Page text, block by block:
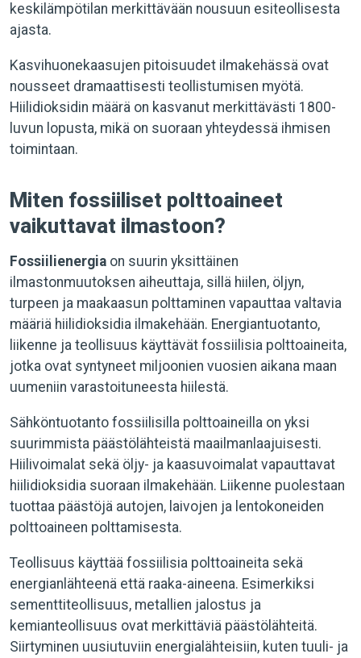
keskilämpötilan merkittävään nousuun esiteollisesta
ajasta.
Kasvihuonekaasujen pitoisuudet ilmakehässä ovat
nousseet dramaattisesti teollistumisen myötä.
Hiilidioksidin määrä on kasvanut merkittävästi 1800-
luvun lopusta, mikä on suoraan yhteydessä ihmisen
toimintaan.
Miten fossiiliset polttoaineet
vaikuttavat ilmastoon?
Fossiilienergia on suurin yksittäinen
ilmastonmuutoksen aiheuttaja, sillä hiilen, öljyn,
turpeen ja maakaasun polttaminen vapauttaa valtavia
määriä hiilidioksidia ilmakehään. Energiantuotanto,
liikenne ja teollisuus käyttävät fossiilisia polttoaineita,
jotka ovat syntyneet miljoonien vuosien aikana maan
uumeniin varastoituneesta hiilestä.
Sähköntuotanto fossiilisilla polttoaineilla on yksi
suurimmista päästölähteistä maailmanlaajuisesti.
Hiilivoimalat sekä öljy- ja kaasuvoimalat vapauttavat
hiilidioksidia suoraan ilmakehään. Liikenne puolestaan
tuottaa päästöjä autojen, laivojen ja lentokoneiden
polttoaineen polttamisesta.
Teollisuus käyttää fossiilisia polttoaineita sekä
energianlähteenä että raaka-aineena. Esimerkiksi
sementtiteollisuus, metallien jalostus ja
kemianteollisuus ovat merkittäviä päästölähteitä.
Siirtyminen uusiutuviin energialähteisiin, kuten tuuli- ja